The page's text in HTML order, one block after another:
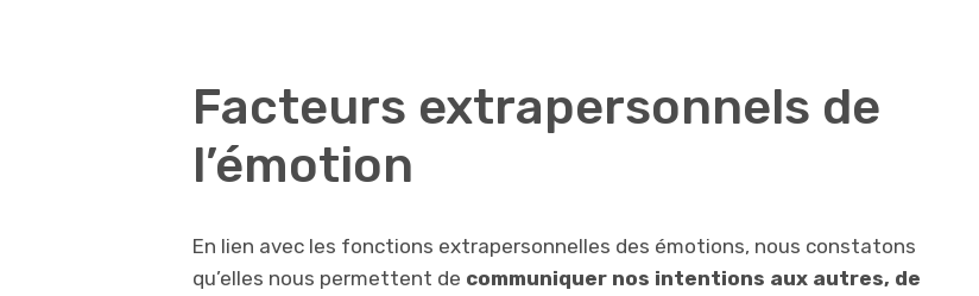
Facteurs extrapersonnels de
l’émotion
En lien avec les fonctions extrapersonnelles des émotions, nous constatons
qu’elles nous permettent de communiquer nos intentions aux autres, de